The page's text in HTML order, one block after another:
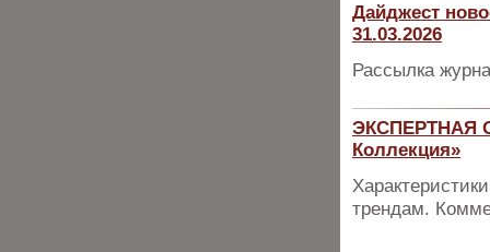
Дайджест
31.03.2026
Рассылка
ЭКСПЕРТНАЯ
Коллекция»
трендам.